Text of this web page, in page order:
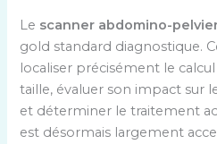
Le scanner abdomino-
gold standard diagnostique.
localiser précisément le
taille, évaluer son impact sur
et déterminer le traitement
est désormais largement